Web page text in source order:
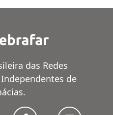
das Redes
de